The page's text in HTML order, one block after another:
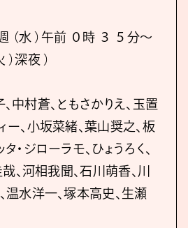
（水 ）午前 ０時 ３ ５分～
）深夜 ）
中村蒼、ともさかりえ、玉置
ー、小坂菜緒、葉山奨之、板
・ジローラモ、ひょうろく、
、河相我聞、石川萌香、川
温水洋一、塚本高史、生瀬